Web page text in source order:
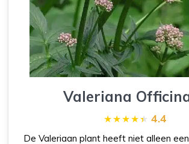
Valeriana
4.4
De Valeriaan plant heeft niet alleen